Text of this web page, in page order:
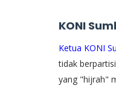
KONI
Ketua KONI
tidak
yang "hijrah"